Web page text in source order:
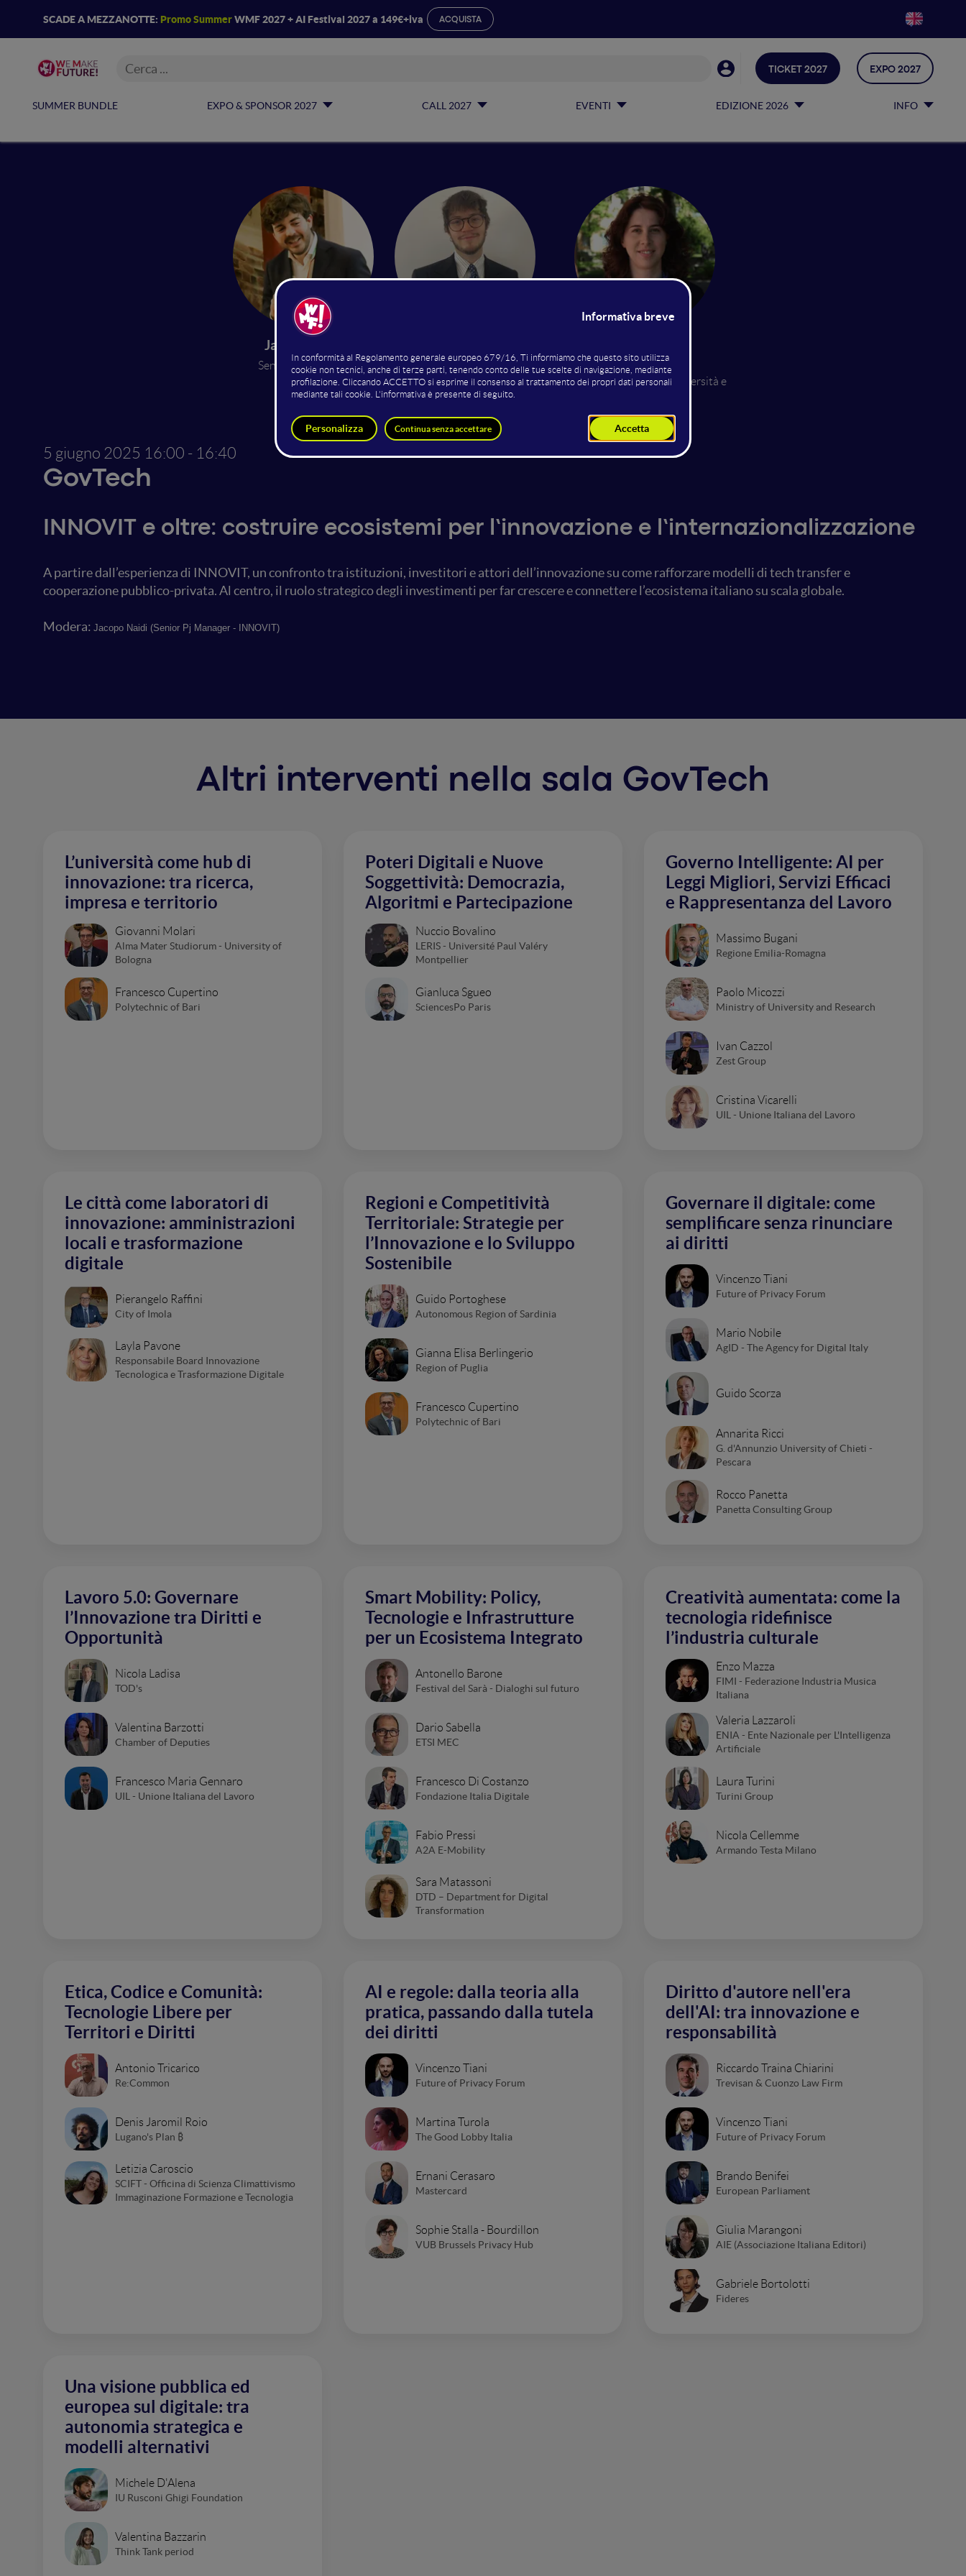
SCADE A MEZZANOTTE: Promo SummerWMF 2027 + AI Festival 2027 a 149€+iva ACQUISTA
SUMMER BUNDLE EXPO & SPONSOR 2027 CALL 2027 EVENTI EDIZIONE 2026 INFO
TICKET 2027 EXPO 2027
Jacopo Naidi
Senior Pj Manager
INNOVIT
Funzionario Ufficio Innovazione e
Startup
Ministero degli Affari Esteri e della
Dirigente
MUR (Ministero dell'Università e
5 giugno 2025 16:00 - 16:40
GovTech
INNOVIT e oltre: costruire ecosistemi per l’innovazione e l’internazionalizzazione
A partire dall’esperienza di INNOVIT, un confronto tra istituzioni, investitori e attori dell’innovazione su come rafforzare modelli di tech transfer e
cooperazione pubblico-privata. Al centro, il ruolo strategico degli investimenti per far crescere e connettere l’ecosistema italiano su scala globale.
Modera: Jacopo Naidi (Senior Pj Manager - INNOVIT)
Altri interventi nella sala GovTech
L’università come hub di
innovazione: tra ricerca,
impresa e territorio
Giovanni Molari
Alma Mater Studiorum - University of
Bologna
Francesco Cupertino
Polytechnic of Bari
Poteri Digitali e Nuove
Soggettività: Democrazia,
Algoritmi e Partecipazione
Nuccio Bovalino
LERIS - Université Paul Valéry
Montpellier
Gianluca Sgueo
SciencesPo Paris
Governo Intelligente: AI per
Leggi Migliori, Servizi Efficaci
e Rappresentanza del Lavoro
Massimo Bugani
Regione Emilia-Romagna
Paolo Micozzi
Ministry of University and Research
Ivan Cazzol
Zest Group
Cristina Vicarelli
UIL - Unione Italiana del Lavoro
Le città come laboratori di
innovazione: amministrazioni
locali e trasformazione
digitale
Pierangelo Raffini
City of Imola
Layla Pavone
Responsabile Board Innovazione
Tecnologica e Trasformazione Digitale
Regioni e Competitività
Territoriale: Strategie per
l’Innovazione e lo Sviluppo
Sostenibile
Guido Portoghese
Autonomous Region of Sardinia
Gianna Elisa Berlingerio
Region of Puglia
Francesco Cupertino
Polytechnic of Bari
Governare il digitale: come
semplificare senza rinunciare
ai diritti
Vincenzo Tiani
Future of Privacy Forum
Mario Nobile
AgID - The Agency for Digital Italy
Guido Scorza
Annarita Ricci
G. d'Annunzio University of Chieti -
Pescara
Rocco Panetta
Panetta Consulting Group
Lavoro 5.0: Governare
l’Innovazione tra Diritti e
Opportunità
Nicola Ladisa
TOD's
Valentina Barzotti
Chamber of Deputies
Francesco Maria Gennaro
UIL - Unione Italiana del Lavoro
Smart Mobility: Policy,
Tecnologie e Infrastrutture
per un Ecosistema Integrato
Antonello Barone
Festival del Sarà - Dialoghi sul futuro
Dario Sabella
ETSI MEC
Francesco Di Costanzo
Fondazione Italia Digitale
Fabio Pressi
A2A E-Mobility
Sara Matassoni
DTD – Department for Digital
Transformation
Creatività aumentata: come la
tecnologia ridefinisce
l’industria culturale
Enzo Mazza
FIMI - Federazione Industria Musica
Italiana
Valeria Lazzaroli
ENIA - Ente Nazionale per L'Intelligenza
Artificiale
Laura Turini
Turini Group
Nicola Cellemme
Armando Testa Milano
Etica, Codice e Comunità:
Tecnologie Libere per
Territori e Diritti
Antonio Tricarico
Re:Common
Denis Jaromil Roio
Lugano's Plan ₿
Letizia Caroscio
SCIFT - Officina di Scienza Climattivismo
Immaginazione Formazione e Tecnologia
AI e regole: dalla teoria alla
pratica, passando dalla tutela
dei diritti
Vincenzo Tiani
Future of Privacy Forum
Martina Turola
The Good Lobby Italia
Ernani Cerasaro
Mastercard
Sophie Stalla - Bourdillon
VUB Brussels Privacy Hub
Diritto d'autore nell'era
dell'AI: tra innovazione e
responsabilità
Riccardo Traina Chiarini
Trevisan & Cuonzo Law Firm
Vincenzo Tiani
Future of Privacy Forum
Brando Benifei
European Parliament
Giulia Marangoni
AIE (Associazione Italiana Editori)
Gabriele Bortolotti
Fideres
Una visione pubblica ed
europea sul digitale: tra
autonomia strategica e
modelli alternativi
Michele D'Alena
IU Rusconi Ghigi Foundation
Valentina Bazzarin
Think Tank period